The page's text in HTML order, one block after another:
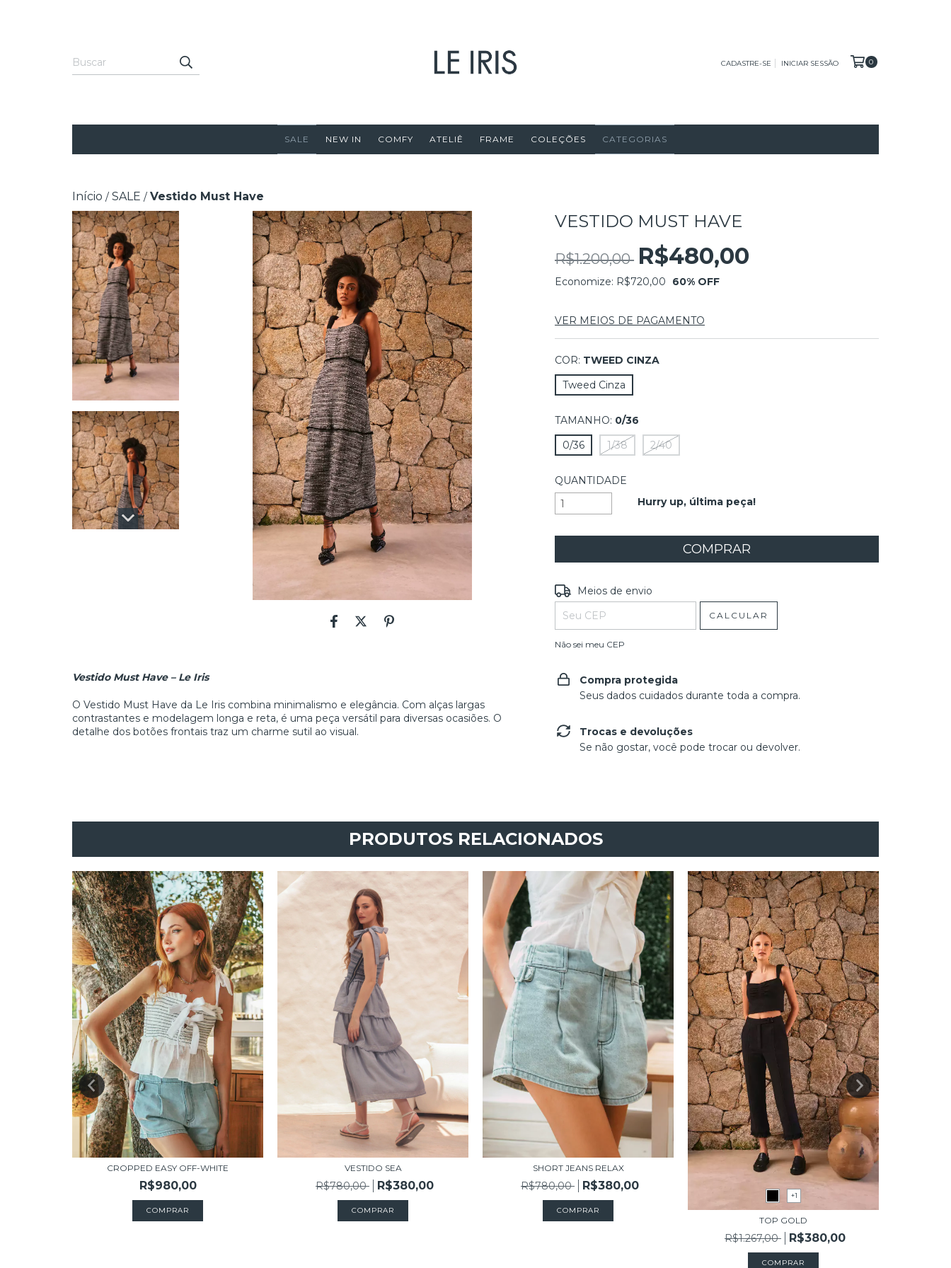
CADASTRE-SE INICIAR SESSÃO 0
SALE NEW IN COMFY ATELIÊ FRAME COLEÇÕES CATEGORIAS
Início / SALE / Vestido Must Have
Vestido Must Have – Le Iris
O Vestido Must Have da Le Iris combina minimalismo e elegância. Com alças largas
contrastantes e modelagem longa e reta, é uma peça versátil para diversas ocasiões. O
detalhe dos botões frontais traz um charme sutil ao visual.
VESTIDO MUST HAVE
R$1.200,00 R$480,00
Economize: R$720,00 60% OFF
VER MEIOS DE PAGAMENTO
COR: TWEED CINZA
Tweed Cinza
TAMANHO: 0/36
0/36
1/38 2/40
QUANTIDADE
Hurry up, última peça!
Entregas para o CEP:
Meios de envio
CALCULAR
Não sei meu CEP
Compra protegida
Seus dados cuidados durante toda a compra.
Trocas e devoluções
Se não gostar, você pode trocar ou devolver.
PRODUTOS RELACIONADOS
CROPPED EASY OFF-WHITE
R$980,00
COMPRAR
VESTIDO SEA
R$780,00 R$380,00
COMPRAR
SHORT JEANS RELAX
R$780,00 R$380,00
COMPRAR
+1
TOP GOLD
R$1.267,00 R$380,00
COMPRAR